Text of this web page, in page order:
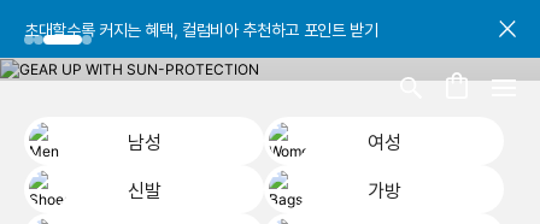
초대할수록 커지는 혜택, 컬럼비아 추천하고 포인트 받기
초대할수록 커지는 혜택, 컬럼비아 추천하고 포인트 받기
초대할수록 커지는 혜택, 컬럼비아 추천하고 포인트 받기
남성
여성
신발
가방